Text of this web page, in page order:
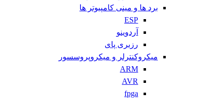
برد ها و مینی کامپیوتر ها
ESP
آردوینو
رزبری پای
میکروکنترلر و میکروپروسسور
ARM
AVR
fpga